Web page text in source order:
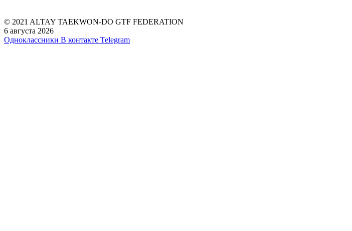
© 2021 ALTAY TAEKWON-DO GTF FEDERATION
6 августа 2026
Одноклассники В контакте Telegram